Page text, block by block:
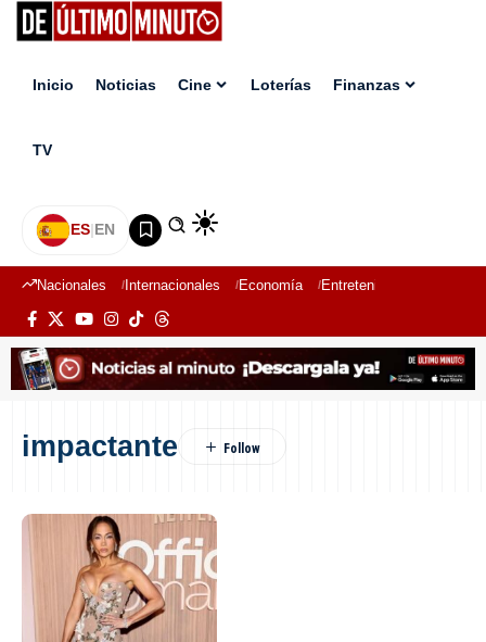
Inicio Noticias Cine Loterías Finanzas
TV
ES|EN
Nacionales Internacionales Economía Entretenimiento
impactante